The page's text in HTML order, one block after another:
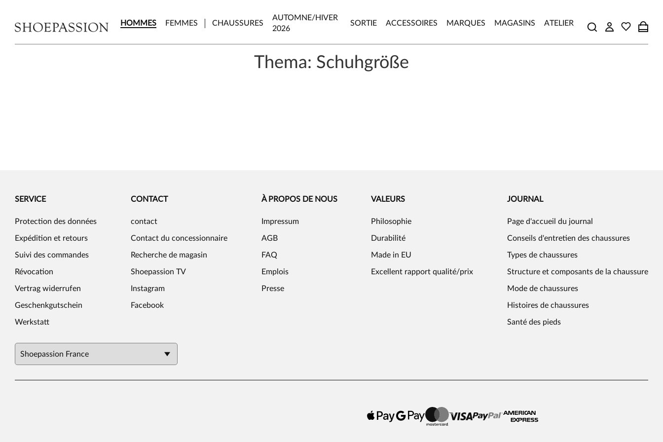
HOMMES FEMMES CHAUSSURES
AUTOMNE/HIVER
2026
SORTIE ACCESSOIRES MARQUES MAGASINS ATELIER
Thema: Schuhgröße
SERVICE
Protection des données
Expédition et retours
Suivi des commandes
Révocation
Vertrag widerrufen
Geschenkgutschein
Werkstatt
CONTACT
contact
Contact du concessionnaire
Recherche de magasin
Shoepassion TV
Instagram
Facebook
À PROPOS DE NOUS
Impressum
AGB
FAQ
Emplois
Presse
VALEURS
Philosophie
Durabilité
Made in EU
Excellent rapport qualité/prix
JOURNAL
Page d'accueil du journal
Conseils d'entretien des chaussures
Types de chaussures
Structure et composants de la chaussure
Mode de chaussures
Histoires de chaussures
Santé des pieds